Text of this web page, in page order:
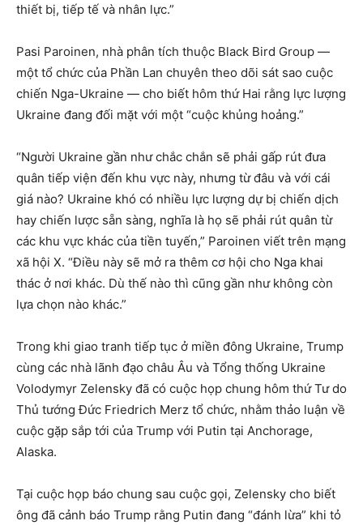
thiết bị, tiếp tế và nhân lực.”
Pasi Paroinen, nhà phân tích thuộc Black Bird Group —
một tổ chức của Phần Lan chuyên theo dõi sát sao cuộc
chiến Nga-Ukraine — cho biết hôm thứ Hai rằng lực lượng
Ukraine đang đối mặt với một “cuộc khủng hoảng.”
“Người Ukraine gần như chắc chắn sẽ phải gấp rút đưa
quân tiếp viện đến khu vực này, nhưng từ đâu và với cái
giá nào? Ukraine khó có nhiều lực lượng dự bị chiến dịch
hay chiến lược sẵn sàng, nghĩa là họ sẽ phải rút quân từ
các khu vực khác của tiền tuyến,” Paroinen viết trên mạng
xã hội X. “Điều này sẽ mở ra thêm cơ hội cho Nga khai
thác ở nơi khác. Dù thế nào thì cũng gần như không còn
lựa chọn nào khác.”
Trong khi giao tranh tiếp tục ở miền đông Ukraine, Trump
cùng các nhà lãnh đạo châu Âu và Tổng thống Ukraine
Volodymyr Zelensky đã có cuộc họp chung hôm thứ Tư do
Thủ tướng Đức Friedrich Merz tổ chức, nhằm thảo luận về
cuộc gặp sắp tới của Trump với Putin tại Anchorage,
Alaska.
Tại cuộc họp báo chung sau cuộc gọi, Zelensky cho biết
ông đã cảnh báo Trump rằng Putin đang “đánh lừa” khi tỏ